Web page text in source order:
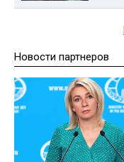
Новости партнеров